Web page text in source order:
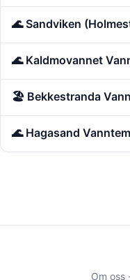
🌊 Sandviken
🌊 Kaldmovannet
🏖️ Bekkestranda
🌊 Hagasand
Om oss ·